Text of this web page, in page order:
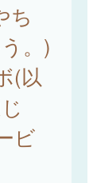
ち
。)
(以
ビ